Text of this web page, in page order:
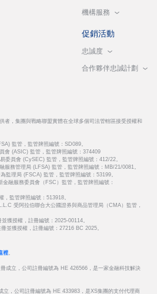
機構服務
促銷活動
忠誠度
合作夥伴忠誠計劃
者，集團與戰略聯盟實體在全球多個司法管轄區接受授權和
監管，監管牌照編號：SD089。
會 (ASIC) 監管，監管牌照編號：374409
委員會 (CySEC) 監管，監管牌照編號：412/22。
服務管理局 (LFSA) 監管，監管牌照編號：MB/21/0081。
監理局 (FSCA) 監管，監管牌照編號：53199。
融服務委員會（FSC）監管，監管牌照編號：
監管牌照編號：513918。
受阿拉伯聯合大公國證券與商品管理局（CMA）監管，
獲授權，註冊編號：2025-00114。
並獲授權，註冊編號：27216 BC 2025。
裡。
成立，公司註冊編號為 HE 426566，是一家金融科技解決
立，公司註冊編號為 HE 433983，是XS集團的支付代理商